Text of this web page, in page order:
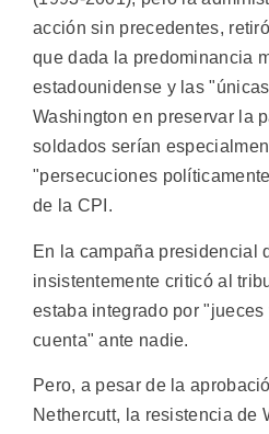
acción sin precedentes,
que dada la predominancia
estadounidense y las
Washington en preservar la
soldados serían
"persecuciones
de la CPI.
En la campaña presidencial
insistentemente criticó al
estaba integrado por
cuenta" ante nadie.
Pero, a pesar de la
Nethercutt, la resistencia de